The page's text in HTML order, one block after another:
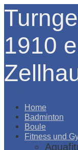
1910
Home
Badminton
Boule
Fitness und